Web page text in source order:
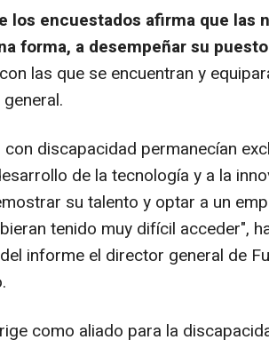
los encuestados afirma que las
forma, a desempeñar su
las que se encuentran y
discapacidad permanecían
de la tecnología y a la
su talento y optar a un
tenido muy difícil acceder",
informe el director general de
como aliado para la